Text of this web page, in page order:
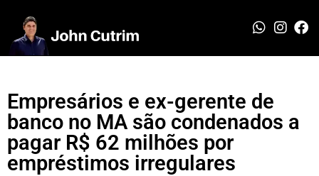
Empresários e ex-gerente de
banco no MA são condenados a
pagar R$ 62 milhões por
empréstimos irregulares